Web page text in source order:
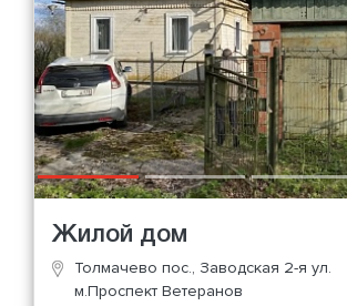
Жилой дом
Толмачево пос., Заводская 2-я ул.
м.Проспект Ветеранов